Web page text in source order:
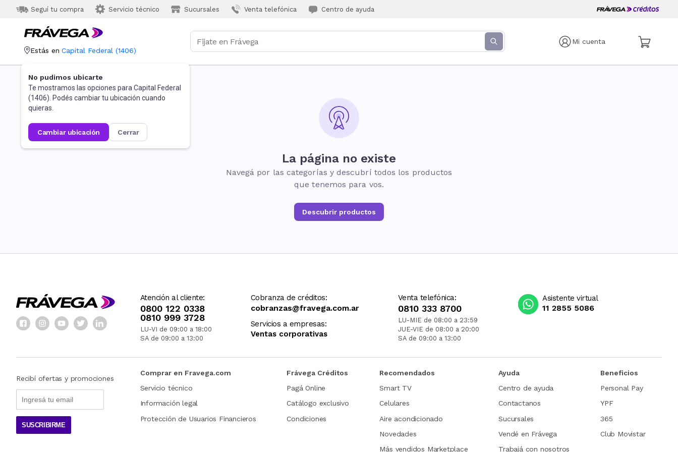
Seguí tu compra Servicio técnico Sucursales Venta telefónica Centro de ayuda
Mi cuenta
Estás en Capital Federal (1406)
No pudimos ubicarte
Te mostramos las opciones para Capital Federal
(1406). Podés cambiar tu ubicación cuando
quieras.
cambiar ubicación cerrar
La página no existe
Navegá por las categorías y descubrí todos los productos
que tenemos para vos.
Descubrir productos
Atención al cliente:
0800 122 0338
0810 999 3728
LU-VI de 09:00 a 18:00
SA de 09:00 a 13:00
Cobranza de créditos:
cobranzas@fravega.com.ar
Servicios a empresas:
Ventas corporativas
Venta telefónica:
0810 333 8700
LU-MIE de 08:00 a 23:59
JUE-VIE de 08:00 a 20:00
SA de 09:00 a 13:00
Asistente virtual
11 2855 5086
Recibí ofertas y promociones
SUSCRIBIRME
Comprar en Fravega.com
Servicio técnico
Información legal
Protección de Usuarios Financieros
Frávega Créditos
Pagá Online
Catálogo exclusivo
Condiciones
Recomendados
Smart TV
Celulares
Aire acondicionado
Novedades
Más vendidos Marketplace
Ayuda
Centro de ayuda
Contactanos
Sucursales
Vendé en Frávega
Trabajá con nosotros
Beneficios
Personal Pay
YPF
365
Club Movistar